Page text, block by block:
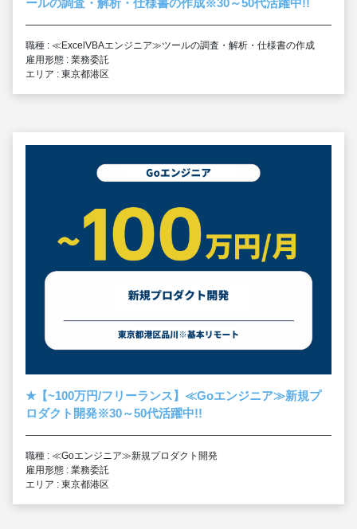
職種 : ≪ExcelVBAエンジニア≫ツールの調査・解析・仕様書の作成
雇用形態 : 業務委託
エリア : 東京都港区
★【~100万円/フリーランス】≪Goエンジニア≫新規プ
ロダクト開発※30～50代活躍中!!
職種 : ≪Goエンジニア≫新規プロダクト開発
雇用形態 : 業務委託
エリア : 東京都港区